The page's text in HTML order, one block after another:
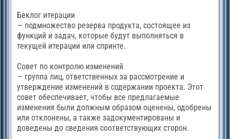
Беклог итерации
— подмножество резерва продукта, состоящее из
функций и задач, которые будут выполняться в
текущей итерации или спринте.
Совет по контролю изменений
— группа лиц, ответственных за рассмотрение и
утверждение изменений в содержании проекта. Этот
совет обеспечивает, чтобы все предлагаемые
изменения были должным образом оценены, одобрены
или отклонены, а также задокументированы и
доведены до сведения соответствующих сторон.